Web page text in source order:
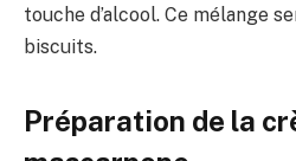
touche d’alcool. Ce mélange
biscuits.
Préparation de la